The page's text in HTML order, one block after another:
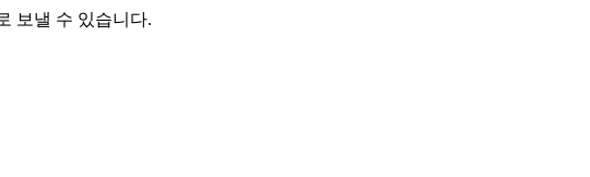
보낼 수 있습니다.